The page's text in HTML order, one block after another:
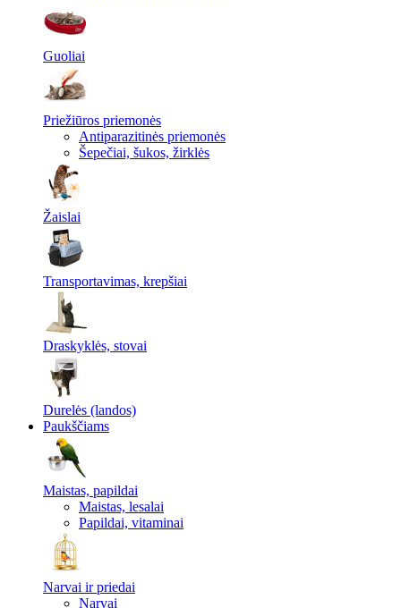
Guoliai
Priežiūros priemonės
Antiparazitinės priemonės
Šepečiai, šukos, žirklės
Žaislai
Transportavimas, krepšiai
Draskyklės, stovai
Durelės (landos)
Paukščiams
Maistas, papildai
Maistas, lesalai
Papildai, vitaminai
Narvai ir priedai
Narvai